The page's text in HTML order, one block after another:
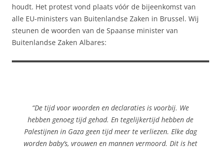
houdt. Het protest vond plaats vóór de bijeenkomst van
alle EU-ministers van Buitenlandse Zaken in Brussel. Wij
steunen de woorden van de Spaanse minister van
Buitenlandse Zaken Albares:
“De tijd voor woorden en declaraties is voorbij. We
hebben genoeg tijd gehad. En tegelijkertijd hebben de
Palestijnen in Gaza geen tijd meer te verliezen. Elke dag
worden baby’s, vrouwen en mannen vermoord. Dit is het